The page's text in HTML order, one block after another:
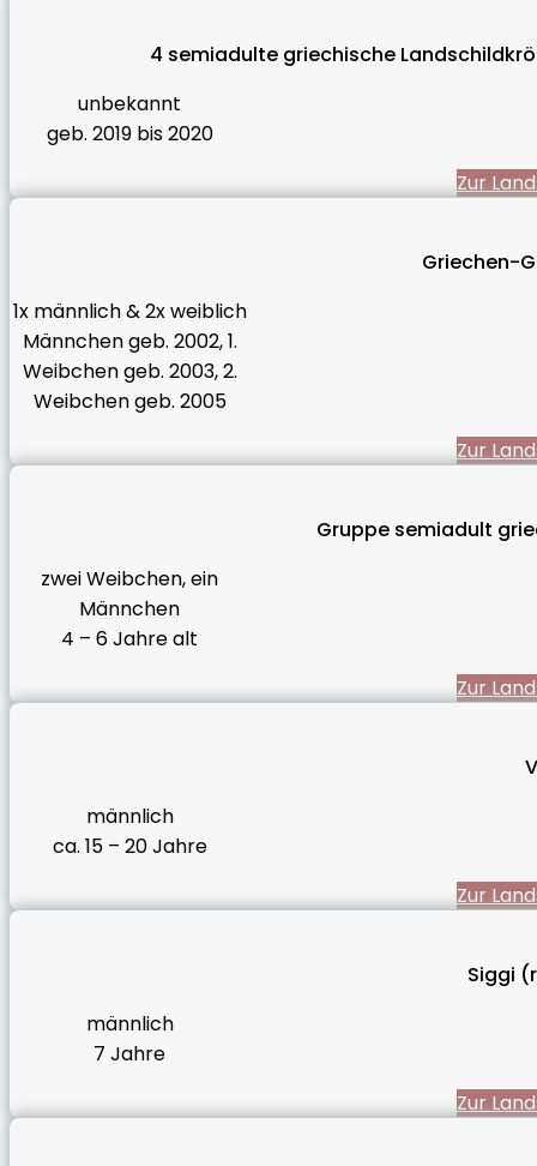
4 semiadulte griechische
unbekannt
geb. 2019 bis 2020
Zur
Griechen-
1x männlich & 2x weiblich
Männchen geb. 2002, 1.
Weibchen geb. 2003, 2.
Weibchen geb. 2005
Zur
Gruppe semiadult
zwei Weibchen, ein
Männchen
4 – 6 Jahre alt
Zur
männlich
ca. 15 – 20 Jahre
Zur
Siggi
männlich
7 Jahre
Zur